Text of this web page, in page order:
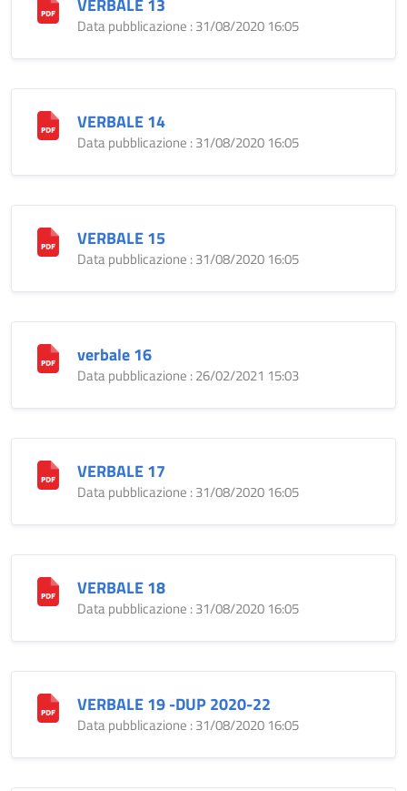
VERBALE 13
Data pubblicazione : 31/08/2020 16:05
VERBALE 14
Data pubblicazione : 31/08/2020 16:05
VERBALE 15
Data pubblicazione : 31/08/2020 16:05
verbale 16
Data pubblicazione : 26/02/2021 15:03
VERBALE 17
Data pubblicazione : 31/08/2020 16:05
VERBALE 18
Data pubblicazione : 31/08/2020 16:05
VERBALE 19 -DUP 2020-22
Data pubblicazione : 31/08/2020 16:05